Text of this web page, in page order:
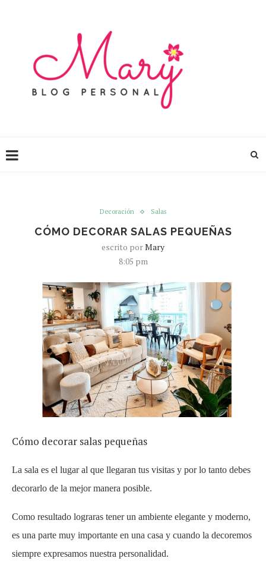
Decoración Salas
CÓMO DECORAR SALAS PEQUEÑAS
escrito porMary
8:05 pm
Cómo decorar salas pequeñas
La sala es el lugar al que llegaran tus visitas y por lo tanto debes
decorarlo de la mejor manera posible.
Como resultado lograras tener un ambiente elegante y moderno,
es una parte muy importante en una casa y cuando la decoremos
siempre expresamos nuestra personalidad.